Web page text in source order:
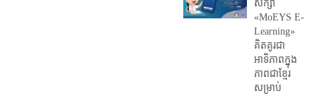
សិក្សា
«MoEYS E-
Learning»
គិតគូរជា
អាទិភាពក្នុង
ភាពជាខ្មែរ
សម្រាប់